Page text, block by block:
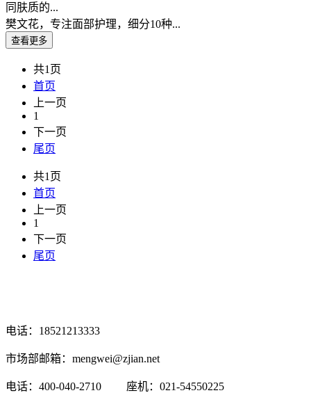
同肤质的...
樊文花，专注面部护理，细分10种...
共1页
首页
上一页
1
下一页
尾页
共1页
首页
上一页
1
下一页
尾页
电话：18521213333
市场部邮箱：mengwei@zjian.net
电话：400-040-2710 座机：021-54550225